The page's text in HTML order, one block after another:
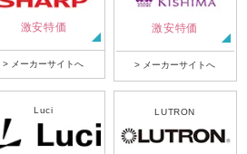
激安特価
> メーカーサイトへ
激安特価
> メーカーサイトへ
Luci LUTRON